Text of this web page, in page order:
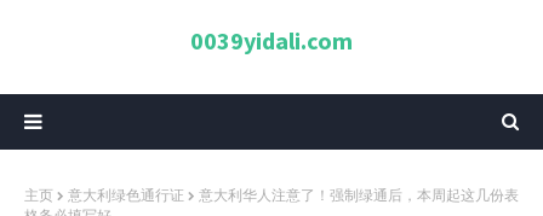
0039yidali.com
主页 意大利绿色通行证
意大利华人注意了！强制绿通后，本周起这几份表